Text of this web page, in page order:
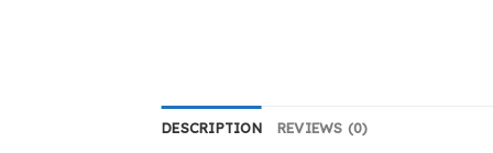
DESCRIPTION REVIEWS (0)